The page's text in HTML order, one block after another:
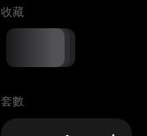
收藏
套數